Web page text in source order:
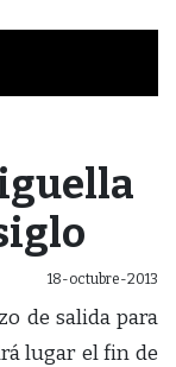
18-octubre-2013
de salida para
lugar el fin de